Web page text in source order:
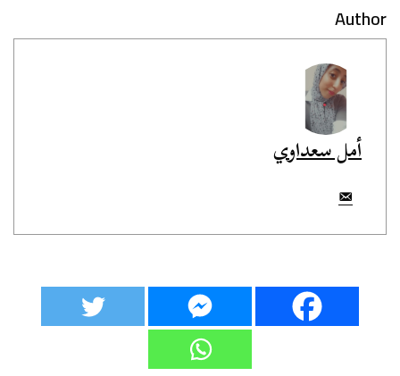
Author
أمل سعداوي